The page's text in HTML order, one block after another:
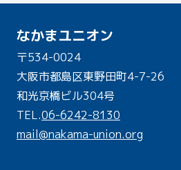
なかまユニオン
〒534-0024
大阪市都島区東野田町4-7-26
和光京橋ビル304号
TEL.06-6242-8130
mail@nakama-union.org